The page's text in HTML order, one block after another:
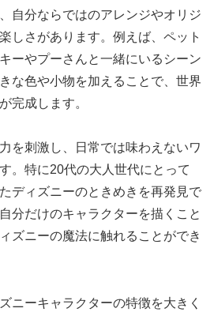
自分ならではのアレンジやオリジ
しさがあります。例えば、ペット
ーやプーさんと一緒にいるシーン
な色や小物を加えることで、世界
完成します。
を刺激し、日常では味わえないワ
。特に20代の大人世代にとって
ディズニーのときめきを再発見で
分だけのキャラクターを描くこと
ズニーの魔法に触れることができ
ニーキャラクターの特徴を大きく